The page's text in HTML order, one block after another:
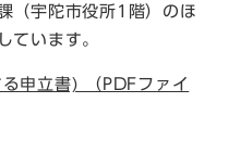
（宇陀市役所1階）のほ
ています。
申立書) （PDFファイ